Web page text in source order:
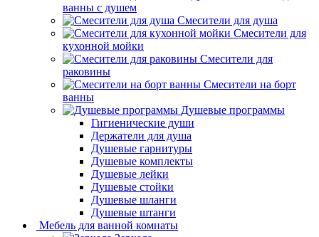
ванны с душем
Смесители для душа
Смесители для
кухонной мойки
Смесители для
раковины
Смесители на борт
ванны
Душевые программы
Гигиенические души
Держатели для душа
Душевые гарнитуры
Душевые комплекты
Душевые лейки
Душевые стойки
Душевые шланги
Душевые штанги
Мебель для ванной комнаты